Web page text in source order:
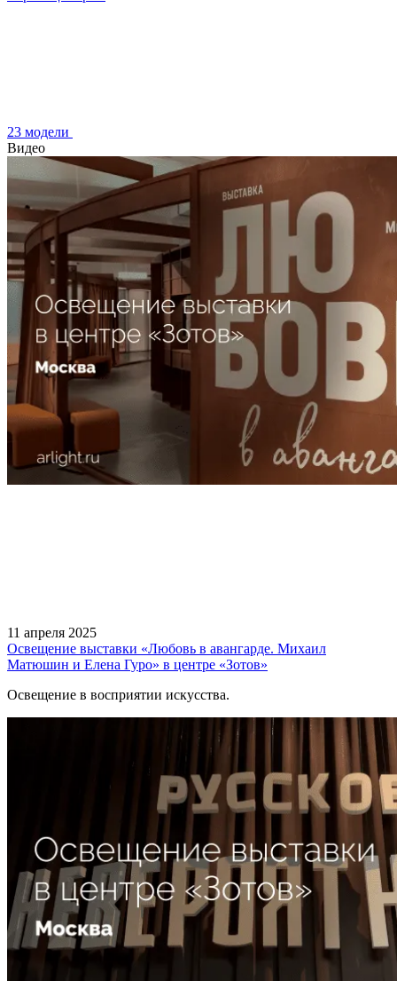
23 модели
Видео
11 апреля 2025
Освещение выставки «Любовь в авангарде. Михаил
Матюшин и Елена Гуро» в центре «Зотов»
Освещение в восприятии искусства.